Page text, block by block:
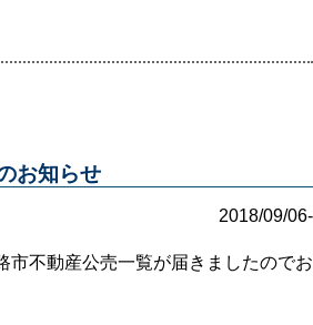
お知らせ
2018/09/06-
市不動産公売一覧が届きましたのでお